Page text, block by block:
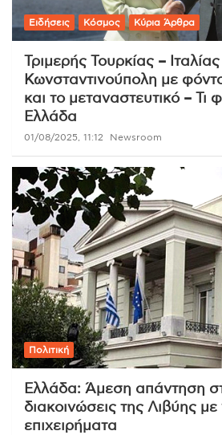
Ειδήσεις Κόσμος Κύρια Άρθρα
Τριμερής Τουρκίας –
Κωνσταντινούπολη με
και το μεταναστευτικό – Τι
Ελλάδα
01/08/2025, 11:12 Newsroom
Πολιτική
Ελλάδα: Άμεση απάντηση
διακοινώσεις της Λιβύης με
επιχειρήματα